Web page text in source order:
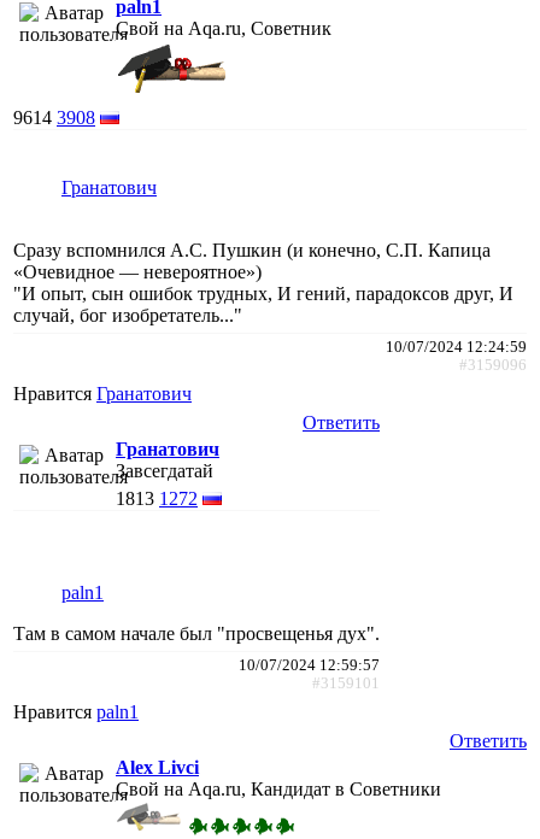
paln1
Свой на Aqa.ru, Советник
9614 3908
Гранатович
Сразу вспомнился А.С. Пушкин (и конечно, С.П. Капица
«Очевидное — невероятное»)
"И опыт, сын ошибок трудных, И гений, парадоксов друг, И
случай, бог изобретатель..."
10/07/2024 12:24:59
#3159096
Нравится Гранатович
Ответить
Гранатович
Завсегдатай
1813 1272
paln1
Там в самом начале был "просвещенья дух".
10/07/2024 12:59:57
#3159101
Нравится paln1
Ответить
Alex Livci
Свой на Aqa.ru, Кандидат в Советники